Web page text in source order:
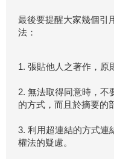
最後要提醒大家幾個引
法：
1. 張貼他人之著作，原
2. 無法取得同意時，不
的方式，而且於摘要的
3. 利用超連結的方式連
權法的疑慮。